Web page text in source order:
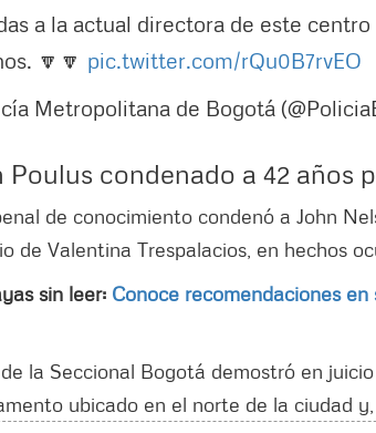
a la actual directora de este
🔽🔽 pic.twitter.com/rQu0B7rvEO
Metropolitana de Bogotá
Poulus condenado a 42 años
de conocimiento condenó a John
de Valentina Trespalacios, en hechos
sin leer: Conoce recomendaciones
la Seccional Bogotá demostró en
ubicado en el norte de la ciudad